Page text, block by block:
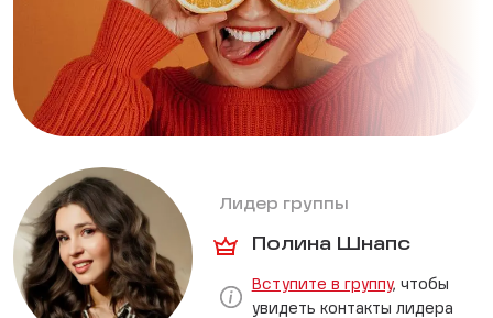
Лидер группы
Полина Шнапс
Вступите в группу, чтобы
увидеть контакты лидера